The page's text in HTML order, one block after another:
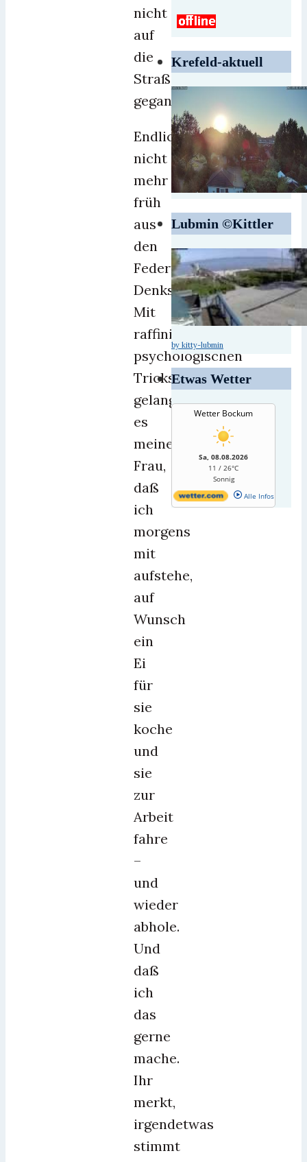
nicht
auf
die
Straße
gegangen!
Endlich
nicht
mehr
früh
aus
den
Federn?
Denkste!
Mit
raffinierten
psychologischen
Tricks
gelang
es
meiner
Frau,
daß
ich
morgens
mit
aufstehe,
auf
Wunsch
ein
Ei
für
sie
koche
und
sie
zur
Arbeit
fahre
–
und
wieder
abhole.
Und
daß
ich
das
gerne
mache.
Ihr
merkt,
irgendetwas
stimmt
Krefeld-aktuell
Lubmin ©Kittler
by kitty-lubmin
Etwas Wetter
Wetter Bockum
Sa, 08.08.2026
11 / 26°C
Sonnig
Alle Infos